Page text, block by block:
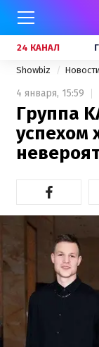
24 КАНАЛ
Showbiz
4 января, 15:59
Группа
успехом